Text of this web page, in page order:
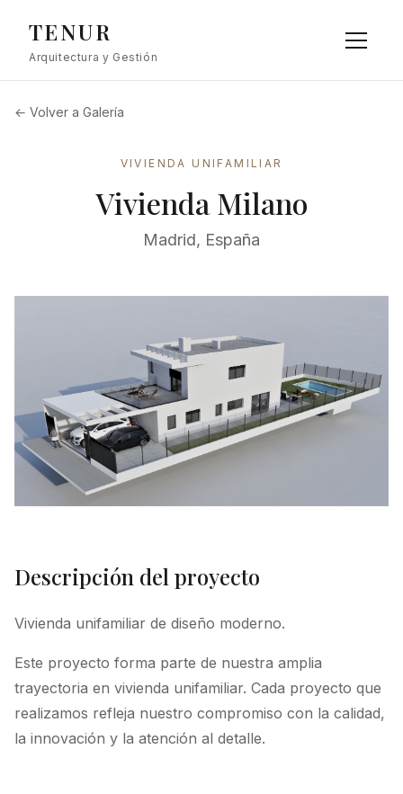
TENUR
Arquitectura y Gestión
← Volver a Galería
VIVIENDA UNIFAMILIAR
Vivienda Milano
Madrid, España
Descripción del proyecto
Vivienda unifamiliar de diseño moderno.
Este proyecto forma parte de nuestra amplia
trayectoria en vivienda unifamiliar. Cada proyecto que
realizamos refleja nuestro compromiso con la calidad,
la innovación y la atención al detalle.